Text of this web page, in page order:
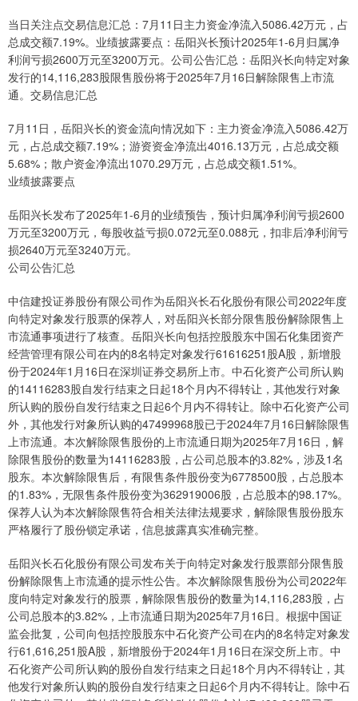
当日关注点交易信息汇总：7月11日主力资金净流入5086.42万元，占
总成交额7.19%。业绩披露要点：岳阳兴长预计2025年1-6月归属净
利润亏损2600万元至3200万元。公司公告汇总：岳阳兴长向特定对象
发行的14,116,283股限售股份将于2025年7月16日解除限售上市流
通。交易信息汇总
7月11日，岳阳兴长的资金流向情况如下：主力资金净流入5086.42万
元，占总成交额7.19%；游资资金净流出4016.13万元，占总成交额
5.68%；散户资金净流出1070.29万元，占总成交额1.51%。
业绩披露要点
岳阳兴长发布了2025年1-6月的业绩预告，预计归属净利润亏损2600
万元至3200万元，每股收益亏损0.072元至0.088元，扣非后净利润亏
损2640万元至3240万元。
公司公告汇总
中信建投证券股份有限公司作为岳阳兴长石化股份有限公司2022年度
向特定对象发行股票的保荐人，对岳阳兴长部分限售股份解除限售上
市流通事项进行了核查。岳阳兴长向包括控股股东中国石化集团资产
经营管理有限公司在内的8名特定对象发行61616251股A股，新增股
份于2024年1月16日在深圳证券交易所上市。中石化资产公司所认购
的14116283股自发行结束之日起18个月内不得转让，其他发行对象
所认购的股份自发行结束之日起6个月内不得转让。除中石化资产公司
外，其他发行对象所认购的47499968股已于2024年7月16日解除限售
上市流通。本次解除限售股份的上市流通日期为2025年7月16日，解
除限售股份的数量为14116283股，占公司总股本的3.82%，涉及1名
股东。本次解除限售后，有限售条件股份变为6778500股，占总股本
的1.83%，无限售条件股份变为362919006股，占总股本的98.17%。
保荐人认为本次解除限售符合相关法律法规要求，解除限售股份股东
严格履行了股份锁定承诺，信息披露真实准确完整。
岳阳兴长石化股份有限公司发布关于向特定对象发行股票部分限售股
份解除限售上市流通的提示性公告。本次解除限售股份为公司2022年
度向特定对象发行的股票，解除限售股份的数量为14,116,283股，占
公司总股本的3.82%，上市流通日期为2025年7月16日。根据中国证
监会批复，公司向包括控股股东中石化资产公司在内的8名特定对象发
行61,616,251股A股，新增股份于2024年1月16日在深交所上市。中
石化资产公司所认购的股份自发行结束之日起18个月内不得转让，其
他发行对象所认购的股份自发行结束之日起6个月内不得转让。除中石